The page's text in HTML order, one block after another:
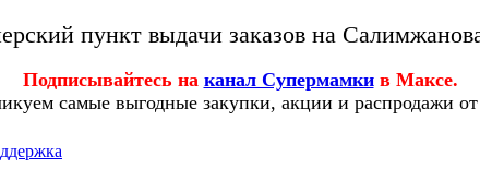
пункт выдачи заказов на
Подписывайтесь на канал Супермамки в Максе.
самые выгодные закупки, акции и распродажи